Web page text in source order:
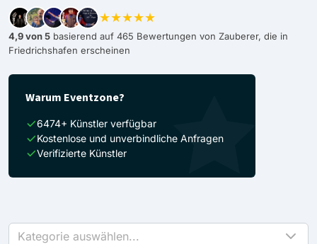
★★★★★
4,9 von 5 basierend auf 465 Bewertungen von Zauberer, die in
Friedrichshafen erscheinen
Warum Eventzone?
6474+ Künstler verfügbar
Kostenlose und unverbindliche Anfragen
Verifizierte Künstler
Kategorie auswählen...